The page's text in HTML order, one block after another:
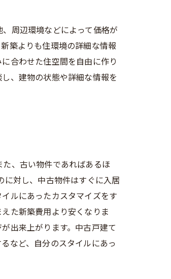
周辺環境などによって価格が
築よりも住環境の詳細な情報
合わせた住空間を自由に作り
、建物の状態や詳細な情報を
、古い物件であればあるほ
に対し、中古物件はすぐに入居
ルにあったカスタマイズをす
た新築費用より安くなりま
出来上がります。中古戸建て
など、自分のスタイルにあっ